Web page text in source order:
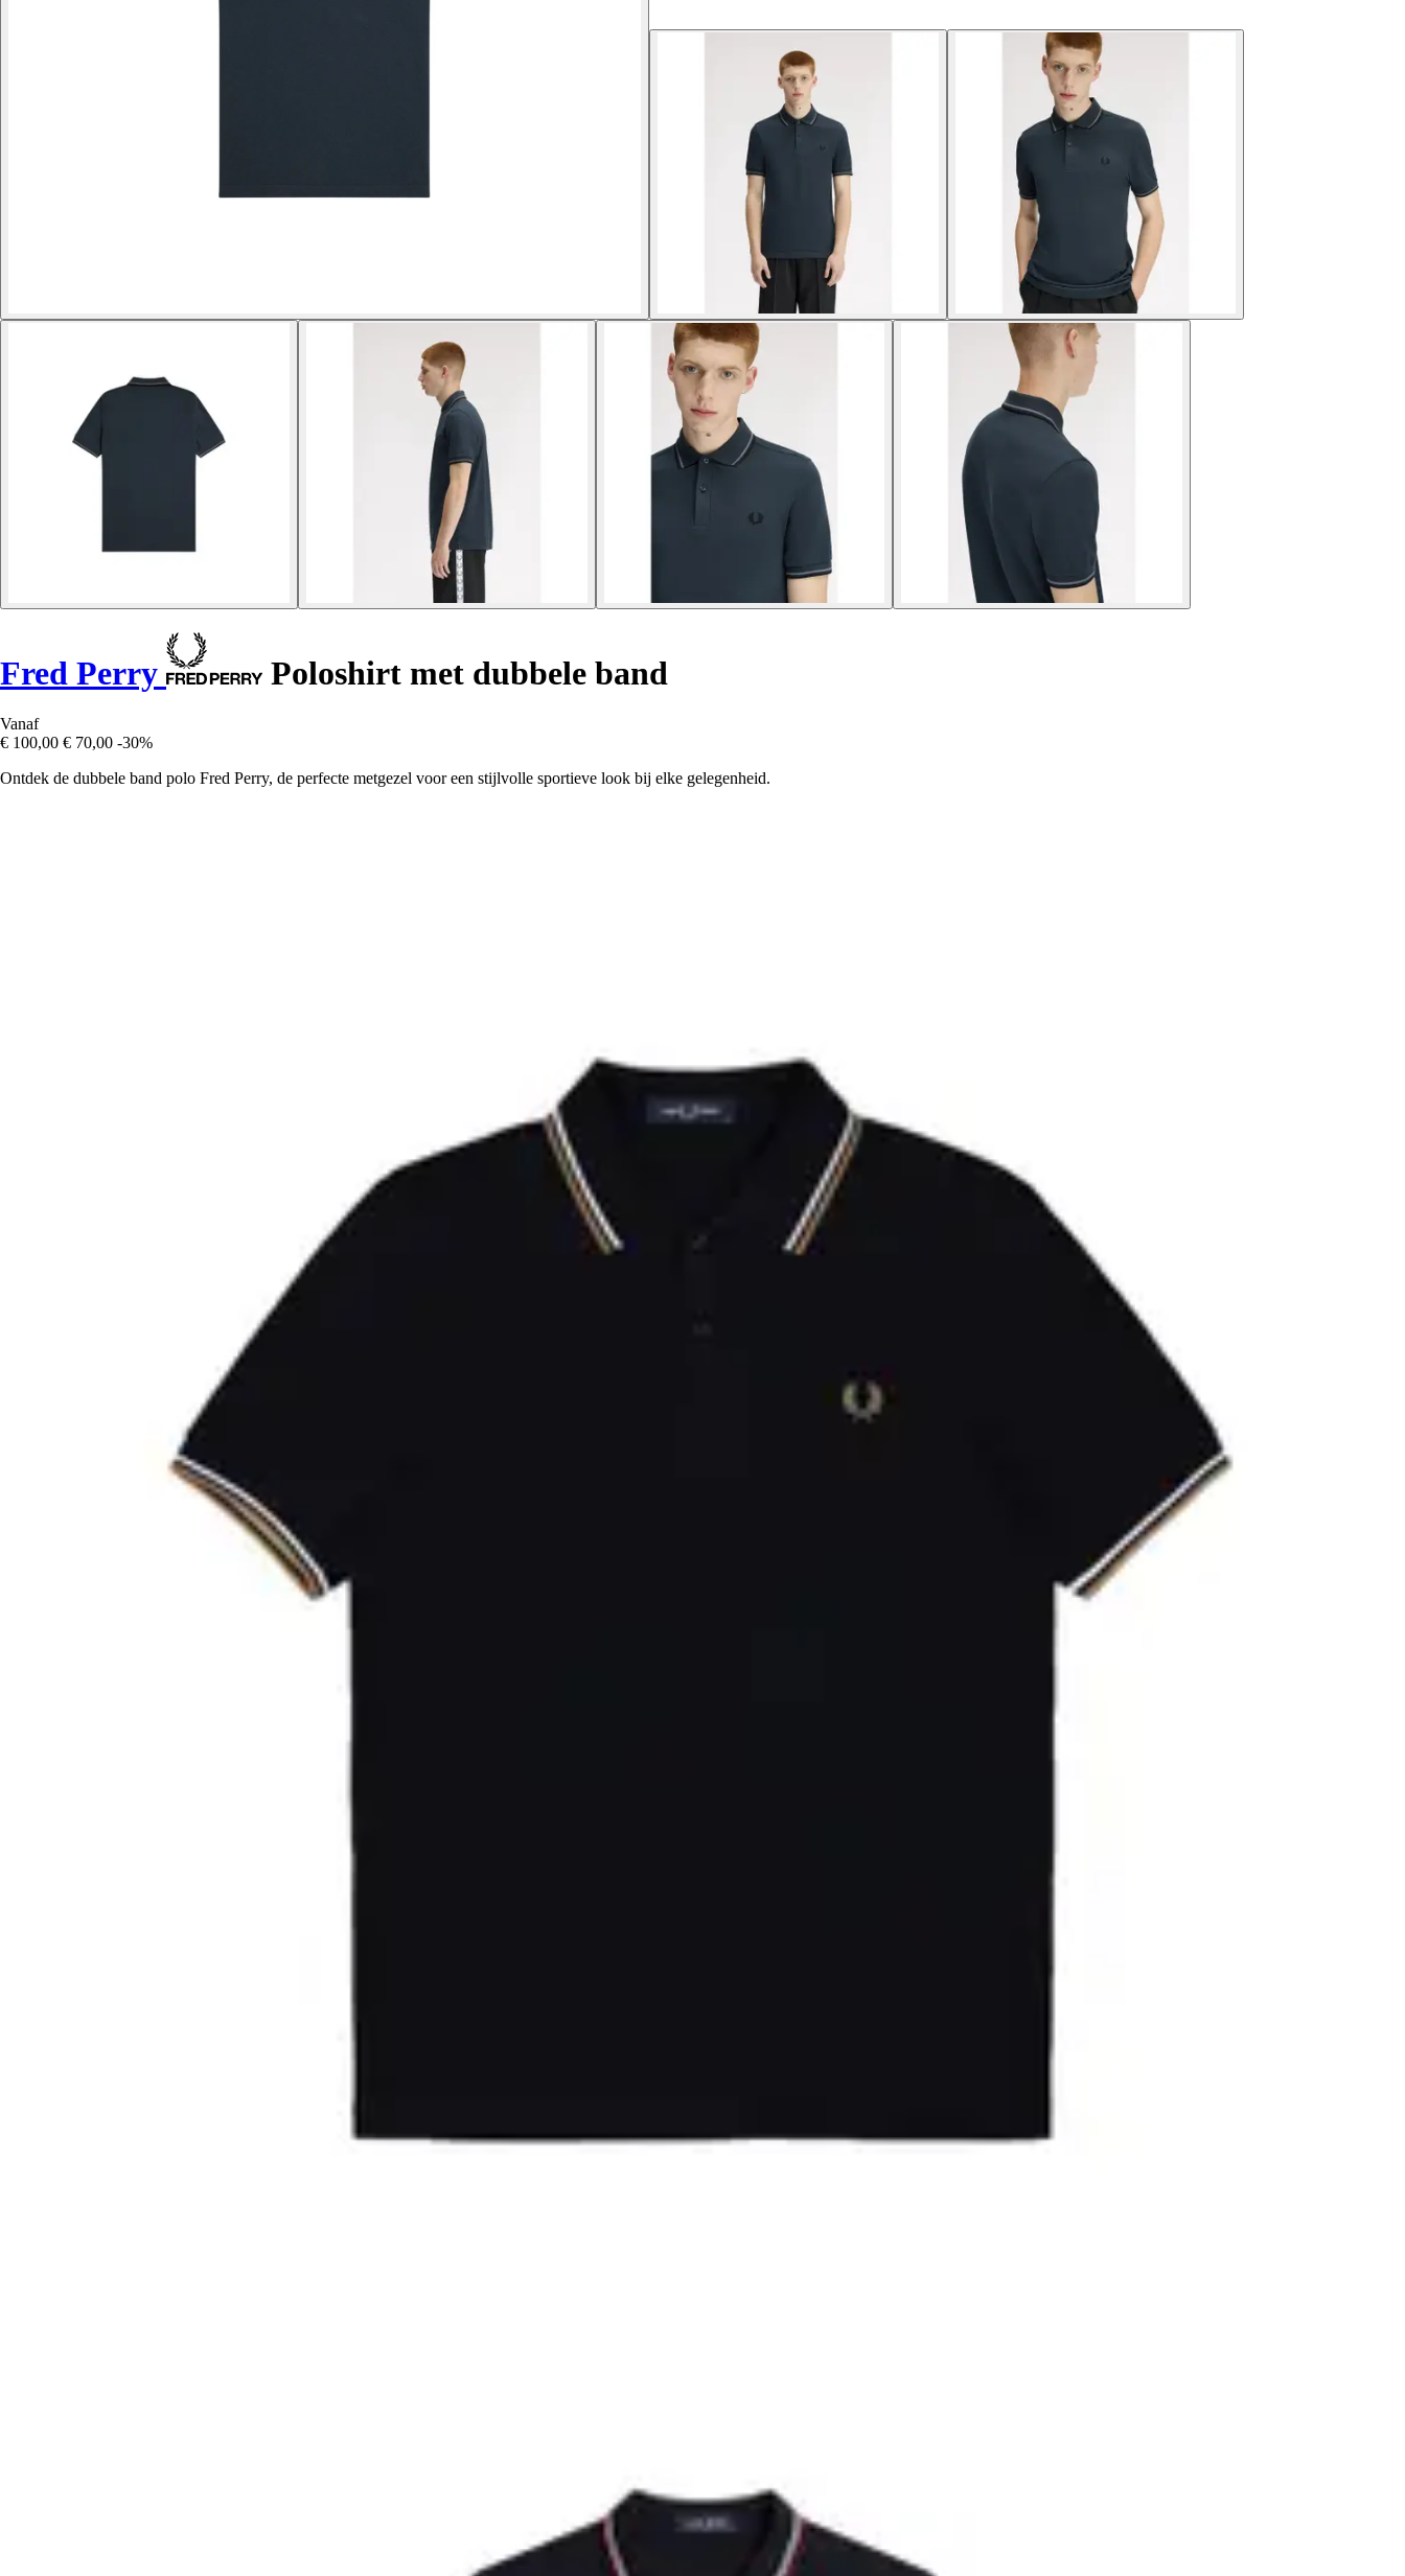
Fred Perry Poloshirt met dubbele band
Vanaf
€ 100,00 € 70,00 -30%
Ontdek de dubbele band polo Fred Perry, de perfecte metgezel voor een stijlvolle sportieve look bij elke gelegenheid.